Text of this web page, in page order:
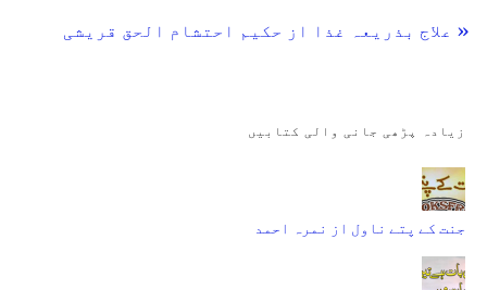
« علاج بذریعہ غذا از حکیم احتشام الحق قریشی
زیادہ پڑھی جانی والی کتابیں
جنت کے پتے ناول از نمرہ احمد